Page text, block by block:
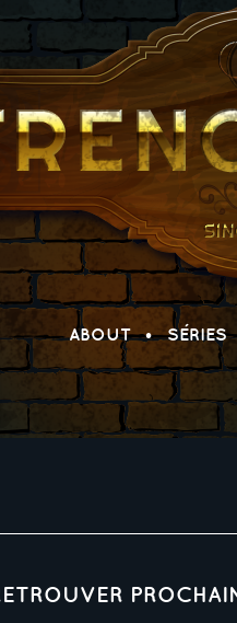
ABOUT SÉRIES